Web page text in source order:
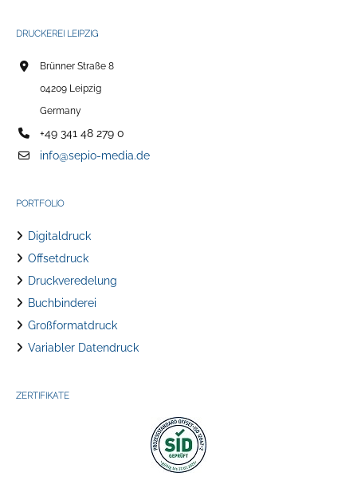
DRUCKEREI LEIPZIG
Brünner Straße 8
04209 Leipzig
Germany
+49 341 48 279 0
info@sepio-media.de
PORTFOLIO
Digitaldruck
Offsetdruck
Druckveredelung
Buchbinderei
Großformatdruck
Variabler Datendruck
ZERTIFIKATE